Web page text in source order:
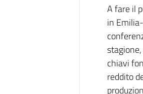
A fare il
in
chiavi
reddito